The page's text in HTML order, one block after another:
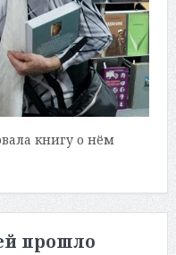
книгу о нём
прошло